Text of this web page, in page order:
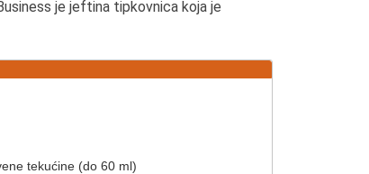
je jeftina tipkovnica koja je
tekućine (do 60 ml)